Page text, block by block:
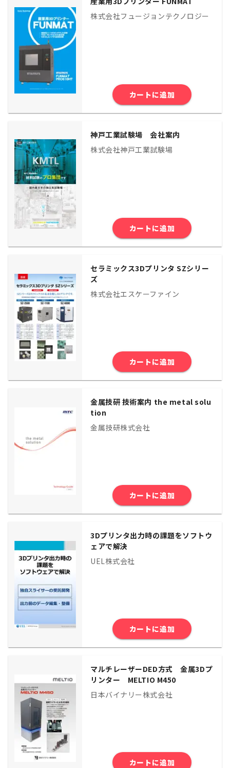
株式会社フュージョンテクノロジー
カートに追加
神戸工業試験場 会社案内
株式会社神戸工業試験場
カートに追加
セラミックス3Dプリンタ SZシリー
ズ
株式会社エスケーファイン
カートに追加
金属技研 技術案内 the metal solu
tion
金属技研株式会社
カートに追加
3Dプリンタ出力時の課題をソフトウ
ェアで解決
UEL株式会社
カートに追加
マルチレーザーDED方式 金属3Dプ
リンター MELTIO M450
日本バイナリー株式会社
カートに追加